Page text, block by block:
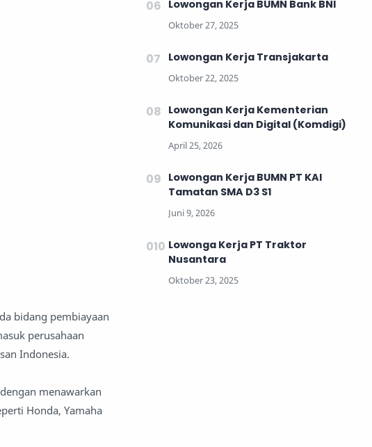
bidang pembiayaan
perusahaan
Indonesia.
menawarkan
Honda, Yamaha
Lowongan Kerja BUMN Bank BNI
Lowongan Kerja Transjakarta
Lowongan Kerja Kementerian
Komunikasi dan Digital (Komdigi)
Lowongan Kerja BUMN PT KAI
Tamatan SMA D3 S1
Lowonga Kerja PT Traktor
Nusantara